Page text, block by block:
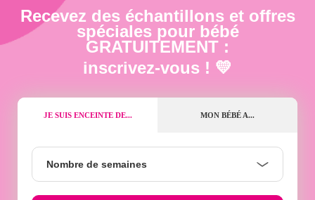
Recevez des échantillons et offres
spéciales pour bébé
GRATUITEMENT :
inscrivez-vous ! 💛
JE SUIS ENCEINTE DE... MON BÉBÉ A...
semaines
Nombre de semaines